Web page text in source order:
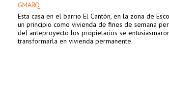
GMARQ
Esta casa en el barrio El Cantón, en la zona de
un principio como vivienda de fines de semana
del anteproyecto los propietarios se
transformarla en vivienda permanente.